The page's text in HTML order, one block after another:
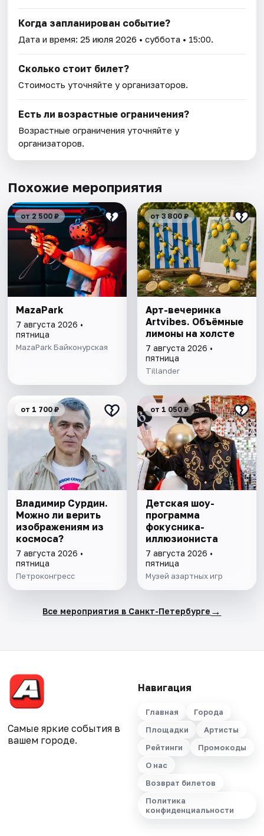
Когда запланирован событие?
Дата и время:25 июля 2026 • суббота • 15:00.
Сколько стоит билет?
Стоимость уточняйте у организаторов.
Есть ли возрастные ограничения?
Возрастные ограничения уточняйте у
организаторов.
Похожие мероприятия
от 2 500 ₽
MazaPark
7 августа 2026 •
пятница
MazaPark Байконурская
от 3 800 ₽
Арт-вечеринка
Artvibes. Объёмные
лимоны на холсте
7 августа 2026 •
пятница
Tillander
от 1 700 ₽
Владимир Сурдин.
Можно ли верить
изображениям из
космоса?
7 августа 2026 •
пятница
Петроконгресс
от 1 050 ₽
Детская шоу-
программа
фокусника-
иллюзиониста
7 августа 2026 •
пятница
Музей азартных игр
Все мероприятия в Санкт-Петербурге →
Самые яркие события в
вашем городе.
Навигация
Главная
Города
Площадки
Артисты
Рейтинги
Промокоды
О нас
Возврат билетов
Политика
конфиденциальности